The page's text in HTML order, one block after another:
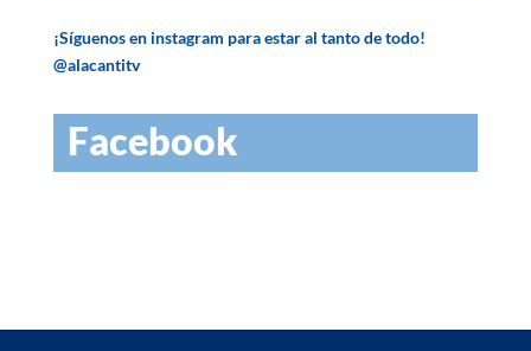
¡Síguenos en instagram para estar al tanto de todo!
@alacantitv
Facebook